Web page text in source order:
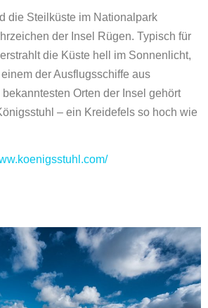
die Steilküste im Nationalpark
der Insel Rügen. Typisch für
die Küste hell im Sonnenlicht,
der Ausflugsschiffe aus
Orten der Insel gehört
– ein Kreidefels so hoch wie